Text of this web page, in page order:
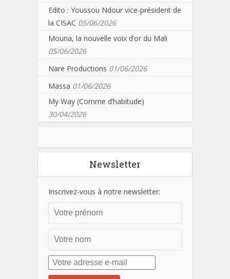
Edito : Youssou Ndour vice-président de
la CISAC 05/06/2026
Mouna, la nouvelle voix d’or du Mali
05/06/2026
Nare Productions 01/06/2026
Massa 01/06/2026
My Way (Comme d’habitude)
30/04/2026
Newsletter
Inscrivez-vous à notre newsletter: